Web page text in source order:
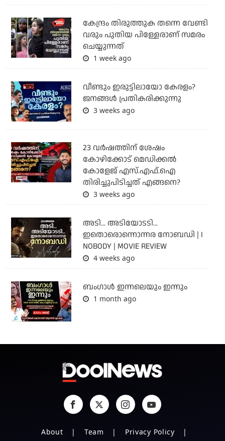
കേന്ദ്രം തിരുത്തുക തന്നെ വേണ്ടി
വരും പുതിയ പിള്ളേരാണ് സമരം
ചെയ്യുന്നത്
1 week ago
വീണ്ടും ഇരുട്ടിലായോ കേരളം?
ജനങ്ങൾ പ്രതികരിക്കുന്നു
3 weeks ago
23 വർഷത്തിന് ശേഷം
കോഴിക്കോട് മെഡിക്കൽ
കോളേജ് എസ്.എഫ്.ഐ
തിരിച്ചുപിടിച്ചത് എങ്ങനെ?
3 weeks ago
അടി... അടിയോടടി...
ഇതൊരൊന്നൊന്നര നോബഡി | I
NOBODY | MOVIE REVIEW
4 weeks ago
ബംഗാള്‍ ഇന്നലെയും ഇന്നും
1 month ago
About Team Privacy Policy